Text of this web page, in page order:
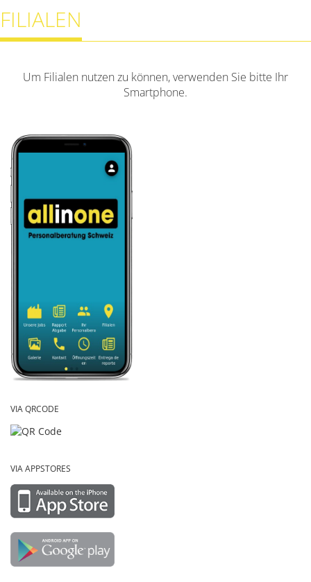
FILIALEN
Um Filialen nutzen zu können, verwenden Sie bitte Ihr
Smartphone.
VIA QRCODE
VIA APPSTORES